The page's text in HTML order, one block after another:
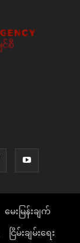
မေးမြန်းချက်
ငြိမ်းချမ်းရေး